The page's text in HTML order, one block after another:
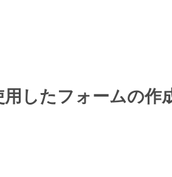
したフォームの作